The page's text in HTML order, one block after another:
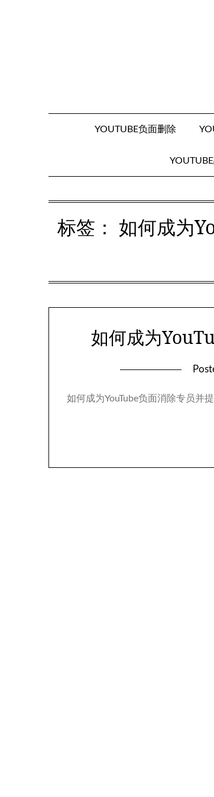
YOUTUBE负面删除
标签： 如何成为
如何成为
如何成为YouTube负面消除专员并